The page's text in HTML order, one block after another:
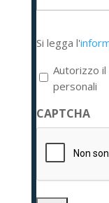
legga
sulla
privacy
*
Si legga l'
Autorizzo
personali
CAPTCHA